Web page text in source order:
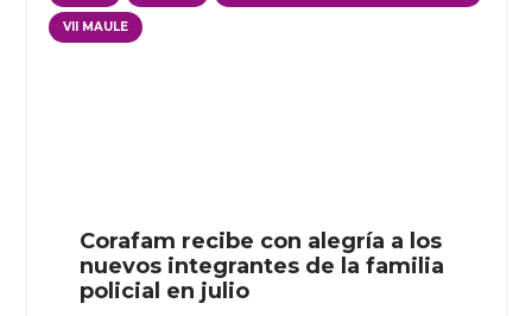
VII MAULE
Corafam recibe con alegría a los
nuevos integrantes de la familia
policial en julio